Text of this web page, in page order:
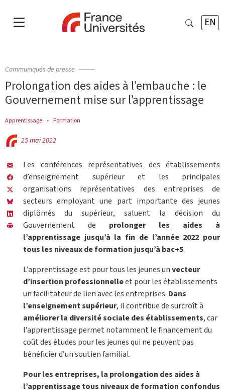
EN
Communiqués de presse
Prolongation des aides à l’embauche : le
Gouvernement mise sur l’apprentissage
Apprentissage Formation
25 mai 2022
Les conférences représentatives des établissements
d’enseignement supérieur et les principales
organisations représentatives des entreprises de
secteurs employant une part importante des jeunes
diplômés du supérieur, saluent la décision du
Gouvernement de prolonger les aides à
l’apprentissage jusqu’à la fin de l’année 2022 pour
tous les niveaux de formation jusqu’à bac+5.
L’apprentissage est pour tous les jeunes unvecteur
d’insertion professionnelleet pour les établissements
un facilitateur de lien avec les entreprises. Dans
l’enseignement supérieur, il contribue de surcroît à
améliorer la diversité sociale des établissements, car
l’apprentissage permet notamment le financement du
coût des études pour les jeunes qui ne peuvent pas
bénéficier d’un soutien familial.
Pour les entreprises, la prolongation des aides à
l’apprentissage tous niveaux de formation confondus